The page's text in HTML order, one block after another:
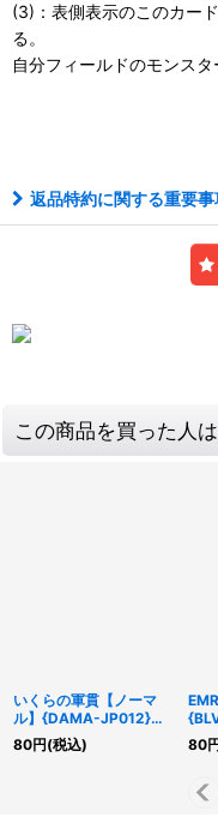
(3)：表側表示のこのカー
る。
自分フィールドのモンスタ
返品特約に関する重要事
この商品を買った人
いくらの軍貫【ノーマ
ル】{DAMA-JP012}
《モンスター》
80円(税込)
80